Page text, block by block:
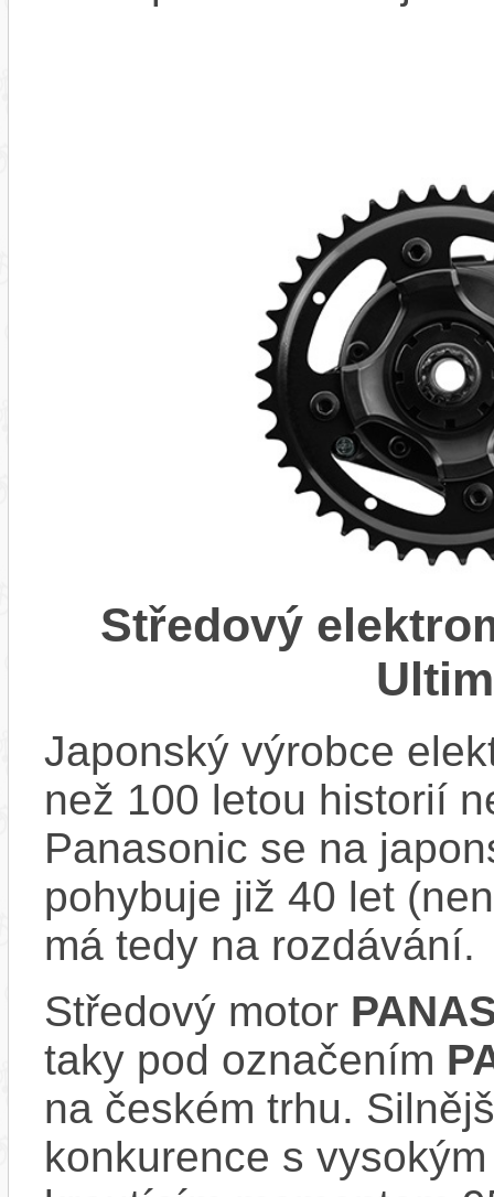
Středový
Japonský výrobce
než 100 letou historií
Panasonic se na
pohybuje již 40 let
má tedy na rozdávání.
Středový motor
taky pod označením
na českém trhu.
konkurence s